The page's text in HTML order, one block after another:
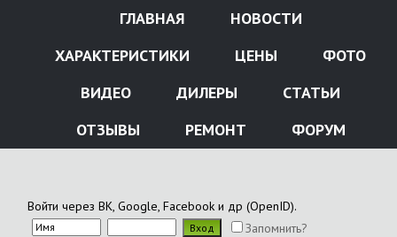
ГЛАВНАЯ
НОВОСТИ
ХАРАКТЕРИСТИКИ
ЦЕНЫ
ФОТО
ВИДЕО
ДИЛЕРЫ
СТАТЬИ
ОТЗЫВЫ
РЕМОНТ ФОРУМ
Войти через ВК, Google, Facebook и др (OpenID).
Запомнить?